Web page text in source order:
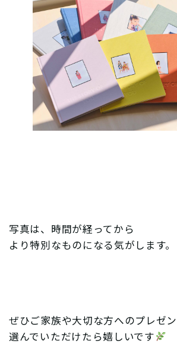
写真は、時間が経ってから
より特別なものになる気がします。
ぜひご家族や大切な方へのプレゼン
選んでいただけたら嬉しいです